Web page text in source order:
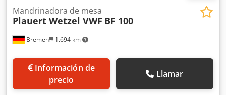
Bremen 1.694 km
Mandrinadora de mesa
Plauert Wetzel VWF BF 100
Información de
precio
Llamar